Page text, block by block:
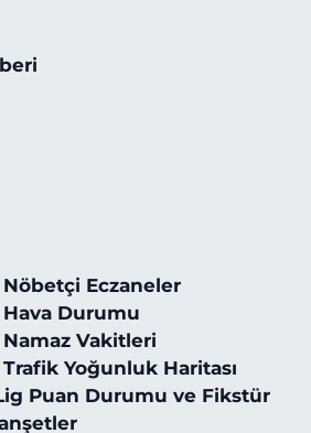
Eczaneler
Durumu
Vakitleri
Yoğunluk Haritası
Puan Durumu ve Fikstür